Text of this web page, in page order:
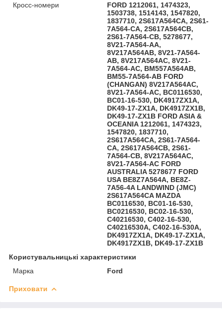
Кросс-номери
FORD 1212061, 1474323,
1503738, 1514143, 1547820,
1837710, 2S617A564CA, 2S61-
7A564-CA, 2S617A564CB,
2S61-7A564-CB, 5278677,
8V21-7A564-AA,
8V217A564AB, 8V21-7A564-
AB, 8V217A564AC, 8V21-
7A564-AC, BM557A564AB,
BM55-7A564-AB FORD
(CHANGAN) 8V217A564AC,
8V21-7A564-AC, BC0116530,
BC01-16-530, DK4917ZX1A,
DK49-17-ZX1A, DK4917ZX1B,
DK49-17-ZX1B FORD ASIA &
OCEANIA 1212061, 1474323,
1547820, 1837710,
2S617A564CA, 2S61-7A564-
CA, 2S617A564CB, 2S61-
7A564-CB, 8V217A564AC,
8V21-7A564-AC FORD
AUSTRALIA 5278677 FORD
USA BE8Z7A564A, BE8Z-
7A56-4A LANDWIND (JMC)
2S617A564CA MAZDA
BC0116530, BC01-16-530,
BC0216530, BC02-16-530,
C40216530, C402-16-530,
C40216530A, C402-16-530A,
DK4917ZX1A, DK49-17-ZX1A,
DK4917ZX1B, DK49-17-ZX1B
Користувальницькі характеристики
Марка
Ford
Приховати